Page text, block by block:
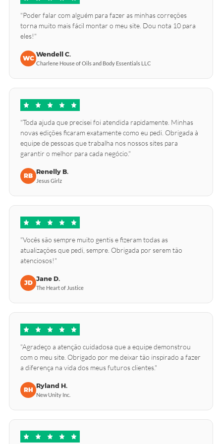
"Poder falar com alguém para fazer as minhas correções
torna muito mais fácil montar o meu site. Dou nota 10 para
eles!"
WC Wendell C.
Charlene House of Oils and Body Essentials LLC
"Toda ajuda que precisei foi atendida rapidamente. Minhas
novas edições ficaram exatamente como eu pedi. Obrigada à
equipe de pessoas que trabalha nos nossos sites para
garantir o melhor para cada negócio."
RB Renelly B.
Jesus Girlz
"Vocês são sempre muito gentis e fizeram todas as
atualizações que pedi, sempre. Obrigada por serem tão
atenciosos!"
JD Jane D.
The Heart of Justice
"Agradeço a atenção cuidadosa que a equipe demonstrou
com o meu site. Obrigado por me deixar tão inspirado a fazer
a diferença na vida dos meus futuros clientes."
RH Ryland H.
New Unity Inc.